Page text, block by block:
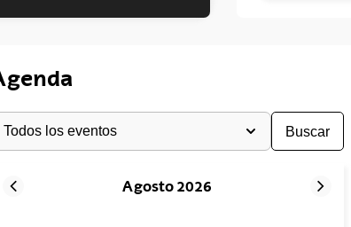
Buscar
Agosto 2026